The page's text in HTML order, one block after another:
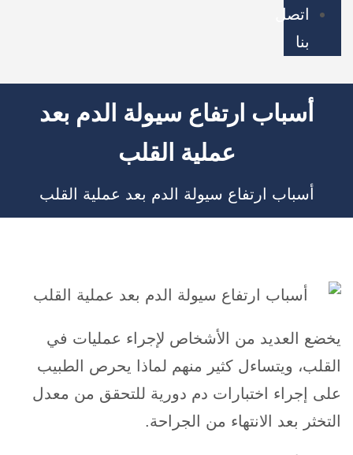
اتصل
بنا
أسباب ارتفاع سيولة الدم بعد
عملية القلب
أسباب ارتفاع سيولة الدم بعد عملية القلب
يخضع العديد من الأشخاص لإجراء عمليات في
القلب، ويتساءل كثير منهم لماذا يحرص الطبيب
على إجراء اختبارات دم دورية للتحقق من معدل
التخثر بعد الانتهاء من الجراحة.